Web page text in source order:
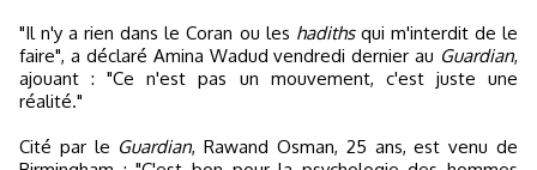
"Il n'y a rien dans le Coran ou les hadithsqui m'interdit de le
faire", a déclaré Amina Wadud vendredi dernier au Guardian,
ajouant : "Ce n'est pas un mouvement, c'est juste une
réalité."
Cité par le Guardian, Rawand Osman, 25 ans, est venu de